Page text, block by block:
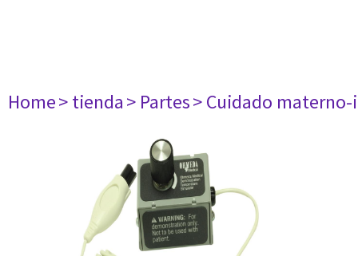
Home> tienda> Partes> Cuidado